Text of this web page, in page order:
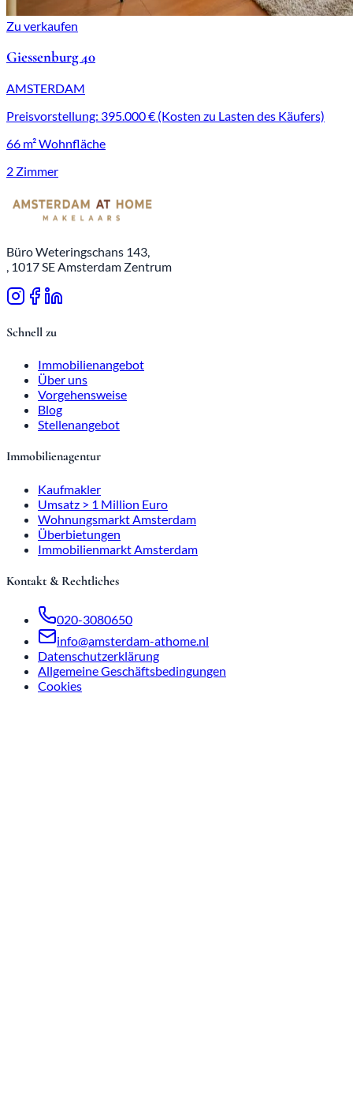
Zu verkaufen
Giessenburg 40
AMSTERDAM
Preisvorstellung: 395.000 € (Kosten zu Lasten des Käufers)
66 m² Wohnfläche
2 Zimmer
Büro Weteringschans 143,
, 1017 SE Amsterdam Zentrum
Schnell zu
Immobilienangebot
Über uns
Vorgehensweise
Blog
Stellenangebot
Immobilienagentur
Kaufmakler
Umsatz > 1 Million Euro
Wohnungsmarkt Amsterdam
Überbietungen
Immobilienmarkt Amsterdam
Kontakt & Rechtliches
020-3080650
info@amsterdam-athome.nl
Datenschutzerklärung
Allgemeine Geschäftsbedingungen
Cookies